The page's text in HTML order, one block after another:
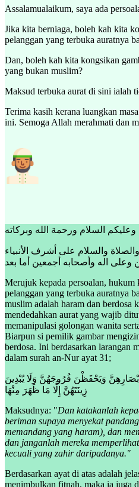
Assalamualaikum, saya ada
Jika kita berniaga, boleh kah kita
pelanggan yang terbuka auratnya
Dan, boleh kah kita kongsikan
yang bukan muslim?
Maksud terbuka aurat di sini ialah
Terima kasih kerana luangkan
ini. Semoga Allah merahmati dan
وعليكم السلام ورحمة الله وبركاته
والسلام على أشرف الأنبياء
وعلى اله وأصحابه أجمعين أما بعد
Merujuk kepada persoalan, hukum
pelanggan yang terbuka auratnya
muslim adalah haram dan berdosa
mendedahkan aurat yang wajib
memanipulasi golongan wanita
Biarpun si pemilik gambar
berdosa. Ini berdasarkan
dalam surah an-Nur ayat 31;
وَيَحْفَظْنَ فُرُوجَهُنَّ وَلَا يُبْدِينَ
زِينَتَهُنَّ إِلَّا مَا ظَهَرَ مِنْهَا
Maksudnya: "Dan katakanlah
beriman supaya menyekat
memandang yang haram), dan
dan janganlah mereka
kecuali yang zahir daripadanya."
Berdasarkan ayat di atas adalah
menimbulkan fitnah, maka ia juga